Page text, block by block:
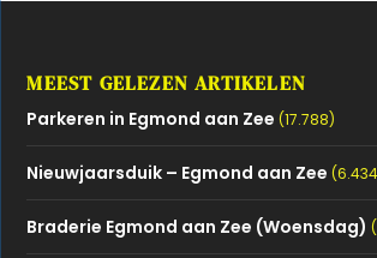
MEEST GELEZEN ARTIKELEN
Parkeren in Egmond aan Zee (17.788)
Nieuwjaarsduik – Egmond aan Zee
Braderie Egmond aan Zee (Woensdag)